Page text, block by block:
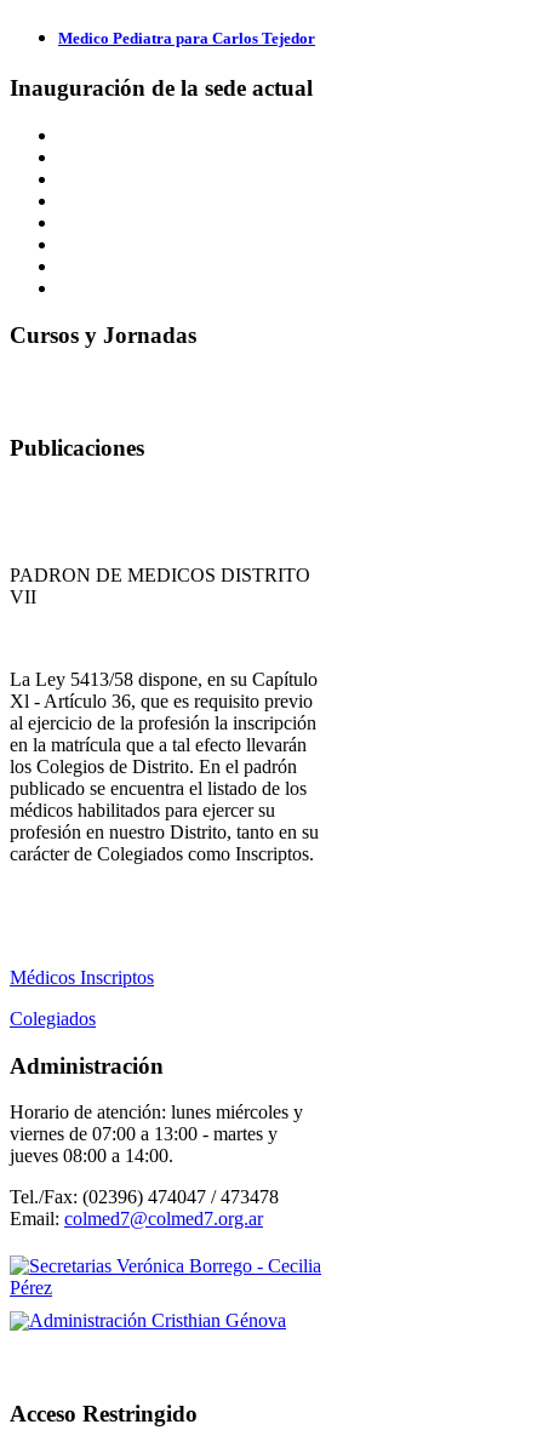
Medico Pediatra para Carlos Tejedor
Inauguración de la sede actual
Cursos y Jornadas
Publicaciones
PADRON DE MEDICOS DISTRITO
VII
La Ley 5413/58 dispone, en su Capítulo
Xl - Artículo 36, que es requisito previo
al ejercicio de la profesión la inscripción
en la matrícula que a tal efecto llevarán
los Colegios de Distrito. En el padrón
publicado se encuentra el listado de los
médicos habilitados para ejercer su
profesión en nuestro Distrito, tanto en su
carácter de Colegiados como Inscriptos.
Médicos Inscriptos
Colegiados
Administración
Horario de atención: lunes miércoles y
viernes de 07:00 a 13:00 - martes y
jueves 08:00 a 14:00.
Tel./Fax: (02396) 474047 / 473478
Email: colmed7@colmed7.org.ar
Acceso Restringido